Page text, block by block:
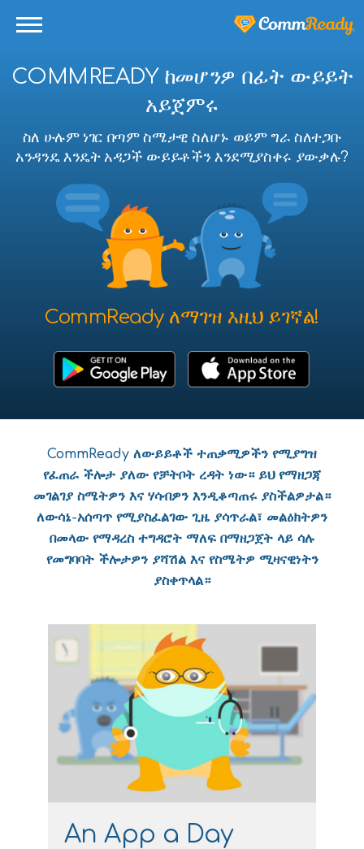
COMMREADY ከመሆንዎ በፊት ውይይት
አይጀምሩ
ስለ ሁሉም ነገር በጣም ስሜታዊ ስለሆኑ ወይም ግራ ስለተጋቡ
አንዳንዴ እንዴት አዳጋች ውይይቶችን እንደሚያስቀሩ ያውቃሉ?
CommReady ለማገዝ እዚህ ይገኛል!
CommReady ለውይይቶች ተጠቃሚዎችን የሚያግዝ
የፈጠራ ችሎታ ያለው የቻትቦት ረዳት ነው። ይህ የማዘጋጃ
መገልገያ ስሜትዎን እና ሃሳብዎን እንዲቆጣጠሩ ያስችልዎታል።
ለውሳኔ-አሰጣጥ የሚያስፈልገው ጊዜ ያሳጥራል፣ መልዕክትዎን
በመላው የማዳረስ ተግዳሮት ማለፍ በማዘጋጀት ላይ ሳሉ
የመግባባት ችሎታዎን ያሻሽል እና የስሜትዎ ሚዛናዊነትን
ያስቀጥላል።
An App a Day